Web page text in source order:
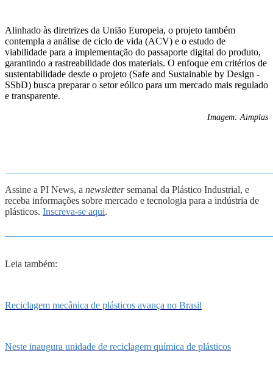
Alinhado às diretrizes da União Europeia, o projeto também
contempla a análise de ciclo de vida (ACV) e o estudo de
viabilidade para a implementação do passaporte digital do produto,
garantindo a rastreabilidade dos materiais. O enfoque em critérios de
sustentabilidade desde o projeto (Safe and Sustainable by Design -
SSbD) busca preparar o setor eólico para um mercado mais regulado
e transparente.
Imagem: Aimplas
Assine a PI News, a newslettersemanal da Plástico Industrial, e
receba informações sobre mercado e tecnologia para a indústria de
plásticos. Inscreva-se aqui.
Leia também:
Reciclagem mecânica de plásticos avança no Brasil
Neste inaugura unidade de reciclagem química de plásticos